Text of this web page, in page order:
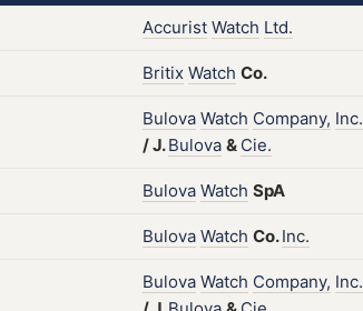
Accurist Watch Ltd.
Britix Watch Co.
Bulova Watch Company, Inc.
/J.Bulova & Cie.
Bulova Watch SpA
Bulova Watch Co.Inc.
Bulova Watch Company, Inc.